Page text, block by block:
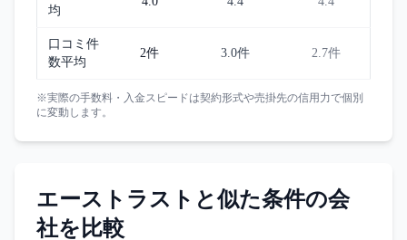
均
口コミ件
数平均
2件 3.0件 2.7件
※実際の手数料・入金スピードは契約形式や売掛先の信用力で個別
に変動します。
エーストラスト と似た条件の会
社を比較